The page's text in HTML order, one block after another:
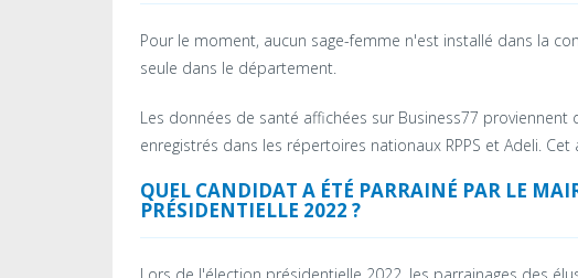
Pour le moment, aucun sage-femme n'est installé dans la
seule dans le département.
Les données de santé affichées sur Business77
enregistrés dans les répertoires nationaux RPPS et Adeli.
QUEL CANDIDAT A ÉTÉ PARRAINÉ PAR LE
PRÉSIDENTIELLE 2022 ?